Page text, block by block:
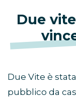
Due
Due Vite è
pubblico da